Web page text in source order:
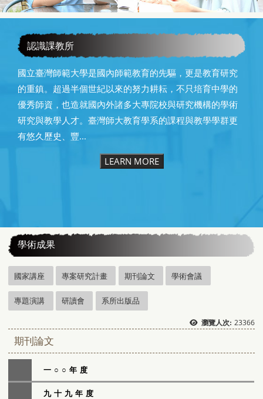
認識課教所
國立臺灣師範大學是國內師範教育的先驅，更是教育研究
的重鎮。超過半個世紀以來的努力耕耘，不只培育中學的
優秀師資，也造就國內外諸多大專院校與研究機構的學術
研究與教學人才。臺灣師大教育學系的課程與教學學群更
有悠久歷史、豐...
LEARN MORE
學術成果
國家講座 專案研究計畫 期刊論文 學術會議
專題演講 研讀會 系所出版品
瀏覽人次: 23366
期刊論文
一○○年度
九十九年度